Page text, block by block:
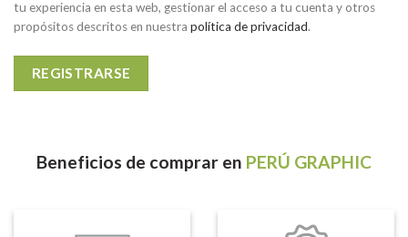
tu experiencia en esta web, gestionar el acceso a tu cuenta y otros
propósitos descritos en nuestra política de privacidad.
REGISTRARSE
Beneficios de comprar en PERÚ GRAPHIC